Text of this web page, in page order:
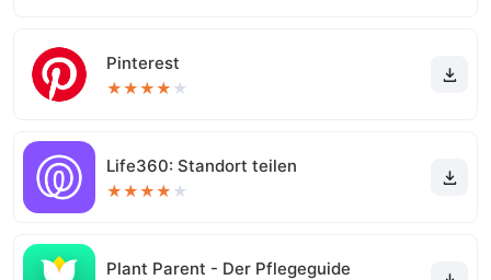
Pinterest
★★★★ ★
Life360: Standort teilen
★★★★ ★
Plant Parent - Der Pflegeguide